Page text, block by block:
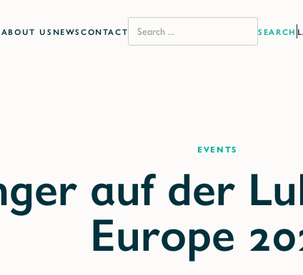
ABOUT US NEWSCONTACT
Events